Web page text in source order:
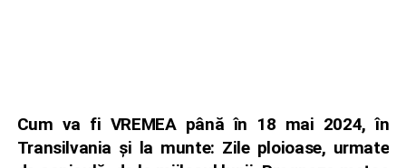
Cum va fi VREMEA până în 18 mai 2024, în
Transilvania și la munte: Zile ploioase, urmate